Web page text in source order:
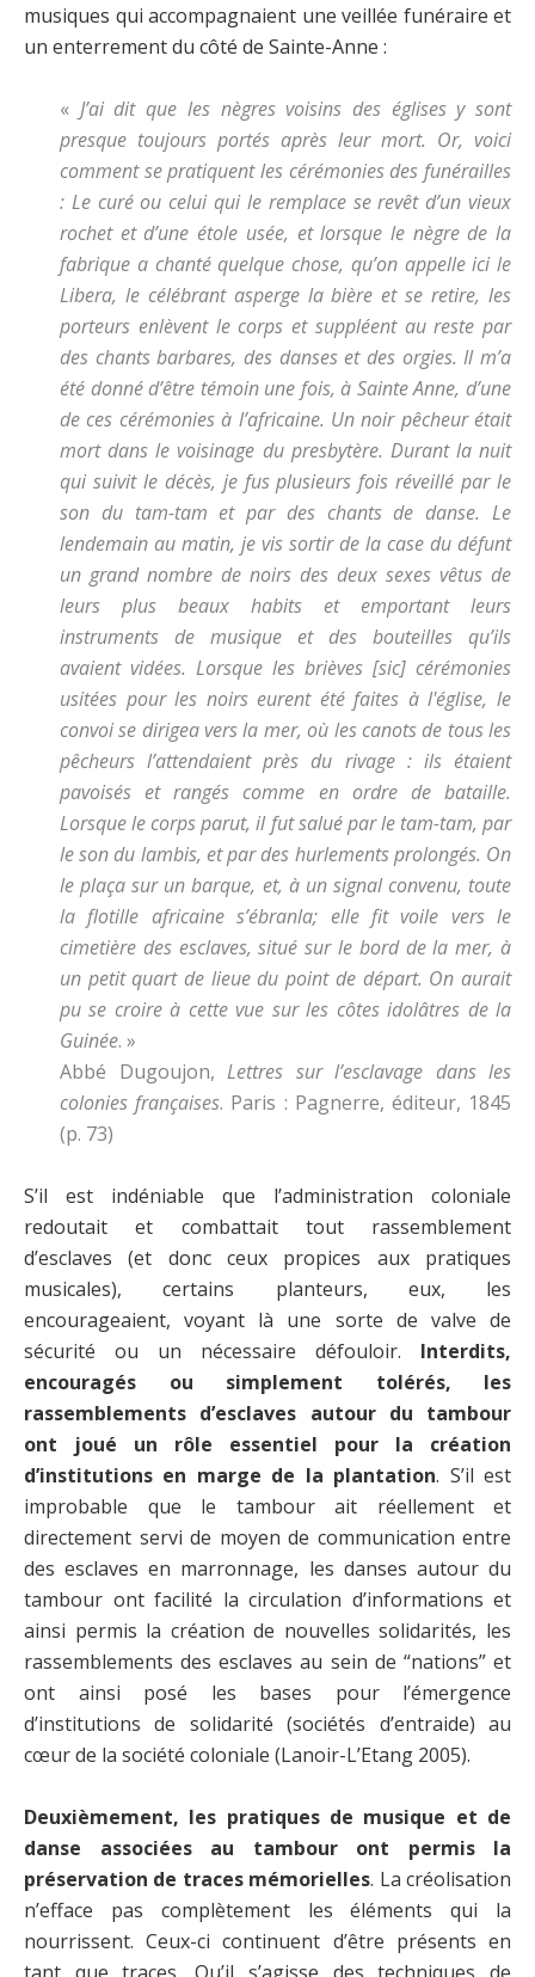
musiques qui accompagnaient une veillée funéraire et
un enterrement du côté de Sainte-Anne :
« J’ai dit que les nègres voisins des églises y sont
presque toujours portés après leur mort. Or, voici
comment se pratiquent les cérémonies des funérailles
: Le curé ou celui qui le remplace se revêt d’un vieux
rochet et d’une étole usée, et lorsque le nègre de la
fabrique a chanté quelque chose, qu’on appelle ici le
Libera, le célébrant asperge la bière et se retire, les
porteurs enlèvent le corps et suppléent au reste par
des chants barbares, des danses et des orgies. Il m’a
été donné d’être témoin une fois, à Sainte Anne, d’une
de ces cérémonies à l’africaine. Un noir pêcheur était
mort dans le voisinage du presbytère. Durant la nuit
qui suivit le décès, je fus plusieurs fois réveillé par le
son du tam-tam et par des chants de danse. Le
lendemain au matin, je vis sortir de la case du défunt
un grand nombre de noirs des deux sexes vêtus de
leurs plus beaux habits et emportant leurs
instruments de musique et des bouteilles qu’ils
avaient vidées. Lorsque les brièves [sic] cérémonies
usitées pour les noirs eurent été faites à l'église, le
convoi se dirigea vers la mer, où les canots de tous les
pêcheurs l’attendaient près du rivage : ils étaient
pavoisés et rangés comme en ordre de bataille.
Lorsque le corps parut, il fut salué par le tam-tam, par
le son du lambis, et par des hurlements prolongés. On
le plaça sur un barque, et, à un signal convenu, toute
la flotille africaine s’ébranla; elle fit voile vers le
cimetière des esclaves, situé sur le bord de la mer, à
un petit quart de lieue du point de départ. On aurait
pu se croire à cette vue sur les côtes idolâtres de la
Guinée. »
Abbé Dugoujon, Lettres sur l’esclavage dans les
colonies françaises. Paris : Pagnerre, éditeur, 1845
(p. 73)
S’il est indéniable que l’administration coloniale
redoutait et combattait tout rassemblement
d’esclaves (et donc ceux propices aux pratiques
musicales), certains planteurs, eux, les
encourageaient, voyant là une sorte de valve de
sécurité ou un nécessaire défouloir. Interdits,
encouragés ou simplement tolérés, les
rassemblements d’esclaves autour du tambour
ont joué un rôle essentiel pour la création
d’institutions en marge de la plantation. S’il est
improbable que le tambour ait réellement et
directement servi de moyen de communication entre
des esclaves en marronnage, les danses autour du
tambour ont facilité la circulation d’informations et
ainsi permis la création de nouvelles solidarités, les
rassemblements des esclaves au sein de “nations” et
ont ainsi posé les bases pour l’émergence
d’institutions de solidarité (sociétés d’entraide) au
cœur de la société coloniale (Lanoir-L’Etang 2005).
Deuxièmement, les pratiques de musique et de
danse associées au tambour ont permis la
préservation de traces mémorielles. La créolisation
n’efface pas complètement les éléments qui la
nourrissent. Ceux-ci continuent d’être présents en